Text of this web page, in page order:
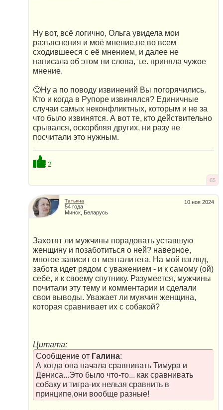
Ну вот, всё логично, Ольга увидела мои
разъяснения и моё мнение,не во всем
сходившееся с её мнением, и далее не
написала об этом ни слова, т.е. приняла чужое
мнение.
🙂Ну а по поводу извинений Вы погорячились.
Кто и когда в Рупоре извинялся? Единичные
случаи самых неконфликтных, которым и не за
что было извинятся. А вот те, кто действительно
срывался, оскорбляя других, ни разу не
посчитали это нужным.
2
65
10 ноя 2024
Татьяна
54 года
Минск, Беларусь
Захотят ли мужчины порадовать уставшую
женщину и позаботиться о ней? наверное,
многое зависит от менталитета. На мой взгляд,
забота идет рядом с уважением - и к самому (ой)
себе, и к своему спутнику. Разумеется, мужчины
почитали эту тему и комментарии и сделали
свои выводы. Уважает ли мужчин женщина,
которая сравнивает их с собакой?
Цитата:
Сообщение от Галина:
А когда она начала сравнивать Тимура и
Дениса...Это было что-то... как сравнивать
собаку и тигра-их нельзя сравнить в
принципе,они вообще разные!